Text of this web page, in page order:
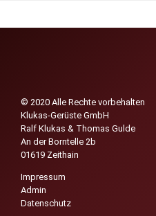
© 2020 Alle Rechte vorbehalten
Klukas-Gerüste GmbH
Ralf Klukas & Thomas Gulde
An der Borntelle 2b
01619 Zeithain
Impressum
Admin
Datenschutz